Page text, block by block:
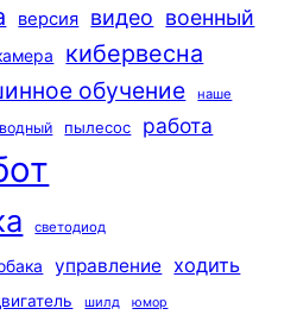
версия видео военный
кибервесна
обучение наше
пылесос работа
светодиод
управление ходить
шилд юмор